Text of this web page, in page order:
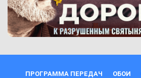
ПРОГРАММА ПЕРЕДАЧ ОБОИ